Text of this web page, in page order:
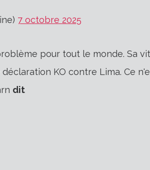
7 octobre 2025
pour tout le monde. Sa
KO contre Lima. Ce
dit